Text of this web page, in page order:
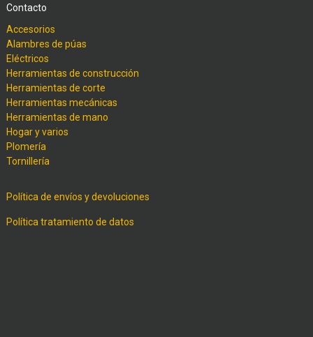
Contacto
Accesorios
Alambres de púas
Eléctricos
Herramientas de construcción
Herramientas de corte
Herramientas mecánicas
Herramientas de mano
Hogar y varios
Plomería
Tornillería
Política de envíos y devoluciones
Política tratamiento de datos